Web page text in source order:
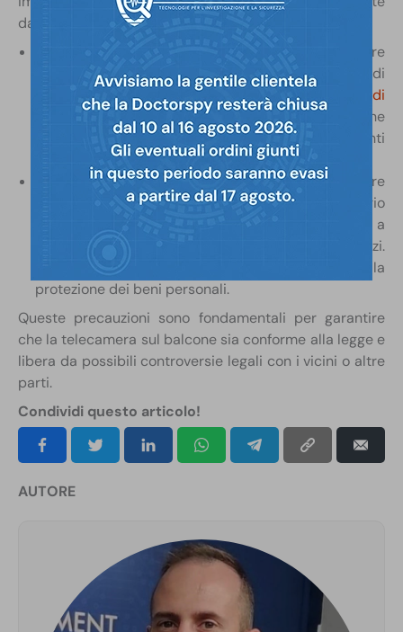
dalla legge.
è necessario informare
chiaramente il pubblico riguardo alla presenza di
telecamere. Come? Attraversol’installazione di
cartelli di videosorveglianzaben visibili che
spieghino la presenza e lo scopo degli impianti
Limitazione dell’area di copertura:le telecamere
devono monitorare lo spazio privato del proprietario
e non devono estendere il loro raggio di azione a
spazi aperti al pubblico o proprietà di terzi.
L’obiettivo deve essere circoscritto alla tutela e alla
protezione dei beni personali.
Queste precauzioni sono fondamentali per garantire
che la telecamera sul balcone sia conforme alla legge e
libera da possibili controversie legali con i vicini o altre
parti.
Condividi questo articolo!
AUTORE